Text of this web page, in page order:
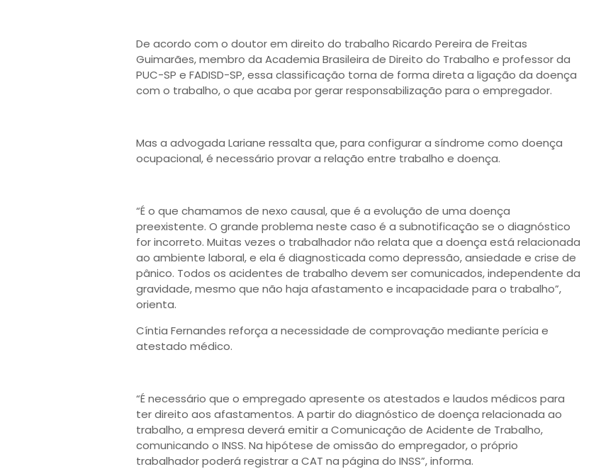
De acordo com o doutor em direito do trabalho Ricardo Pereira de Freitas
Guimarães, membro da Academia Brasileira de Direito do Trabalho e professor da
PUC-SP e FADISD-SP, essa classificação torna de forma direta a ligação da doença
com o trabalho, o que acaba por gerar responsabilização para o empregador.
Mas a advogada Lariane ressalta que, para configurar a síndrome como doença
ocupacional, é necessário provar a relação entre trabalho e doença.
“É o que chamamos de nexo causal, que é a evolução de uma doença
preexistente. O grande problema neste caso é a subnotificação se o diagnóstico
for incorreto. Muitas vezes o trabalhador não relata que a doença está relacionada
ao ambiente laboral, e ela é diagnosticada como depressão, ansiedade e crise de
pânico. Todos os acidentes de trabalho devem ser comunicados, independente da
gravidade, mesmo que não haja afastamento e incapacidade para o trabalho”,
orienta.
Cíntia Fernandes reforça a necessidade de comprovação mediante perícia e
atestado médico.
“É necessário que o empregado apresente os atestados e laudos médicos para
ter direito aos afastamentos. A partir do diagnóstico de doença relacionada ao
trabalho, a empresa deverá emitir a Comunicação de Acidente de Trabalho,
comunicando o INSS. Na hipótese de omissão do empregador, o próprio
trabalhador poderá registrar a CAT na página do INSS”, informa.